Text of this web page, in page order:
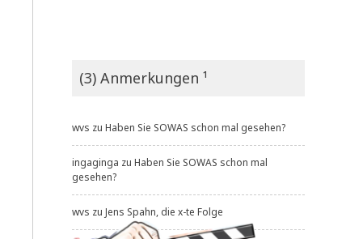
(3) Anmerkungen ¹
wvs zu Haben Sie SOWAS schon mal gesehen?
ingaginga zu Haben Sie SOWAS schon mal
gesehen?
wvs zu Jens Spahn, die x-te Folge